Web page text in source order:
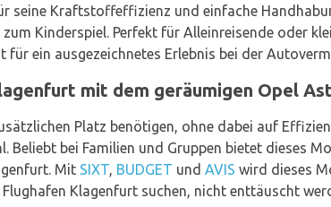
seine Kraftstoffeffizienz und einfache
Kinderspiel. Perfekt für Alleinreisende oder
für ein ausgezeichnetes Erlebnis bei der
mit dem geräumigen Opel
Platz benötigen, ohne dabei auf
Beliebt bei Familien und Gruppen bietet dieses
Mit SIXT, BUDGET und AVIS wird dieses
Klagenfurt suchen, nicht enttäuscht